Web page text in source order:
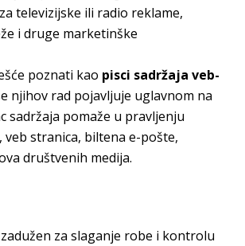
televizijske ili radio reklame,
i druge marketinške
poznati kao pisci sadržaja veb-
njihov rad pojavljuje uglavnom na
sadržaja pomaže u pravljenju
veb stranica, biltena e-pošte,
društvenih medija.
za slaganje robe i kontrolu